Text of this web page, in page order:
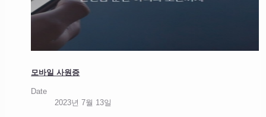
모바일 사원증
Date
2023년 7월 13일